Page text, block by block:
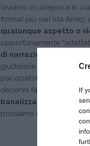
If
Viviamo in un’epoca in
fromat più vari (da
qualunque aspetto o
opportunamente
di narrazione mediatica
giudiziarie alle
psicopatologie. La
decenni fa poteva
banalizzazioni e falsi
possiamo ricevere una